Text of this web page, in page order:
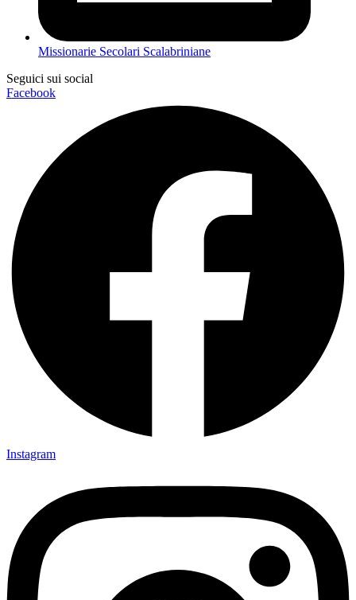
Missionarie Secolari Scalabriniane
Seguici sui social
Facebook
Instagram